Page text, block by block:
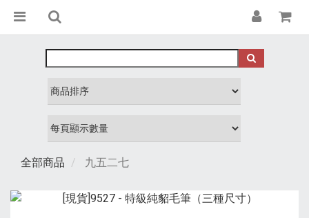
全部商品 九五二七